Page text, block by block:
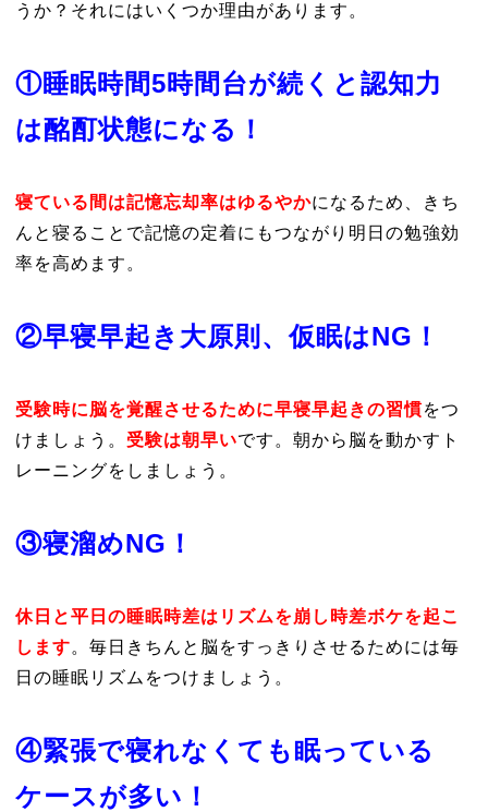
うか？それにはいくつか理由があります。
①睡眠時間5時間台が続くと認知力
は酩酊状態になる！
寝ている間は記憶忘却率はゆるやかに なるため、きち
んと寝ることで記憶の定着にもつながり明日の勉強効
率を高めます。
②早寝早起き大原則、仮眠はNG！
受験時に脳を覚醒させるために早寝早起きの習慣をつ
けましょう。 受験は朝早いです。朝から脳を動かすト
レーニングをしましょう。
③寝溜めNG！
休日と平日の睡眠時差はリズムを崩し時差ボケを起こ
します。毎日きちんと脳をすっきりさせるためには毎
日の睡眠リズムをつけましょう。
④緊張で寝れなくても眠っている
ケースが多い！